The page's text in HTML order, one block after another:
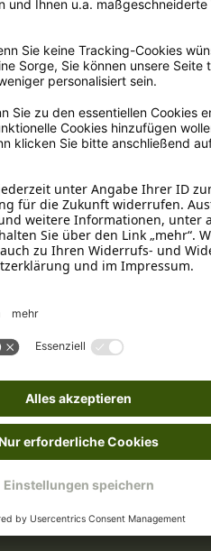
Rind
Getreidefrei,
Frisches Trinkwasser sollte